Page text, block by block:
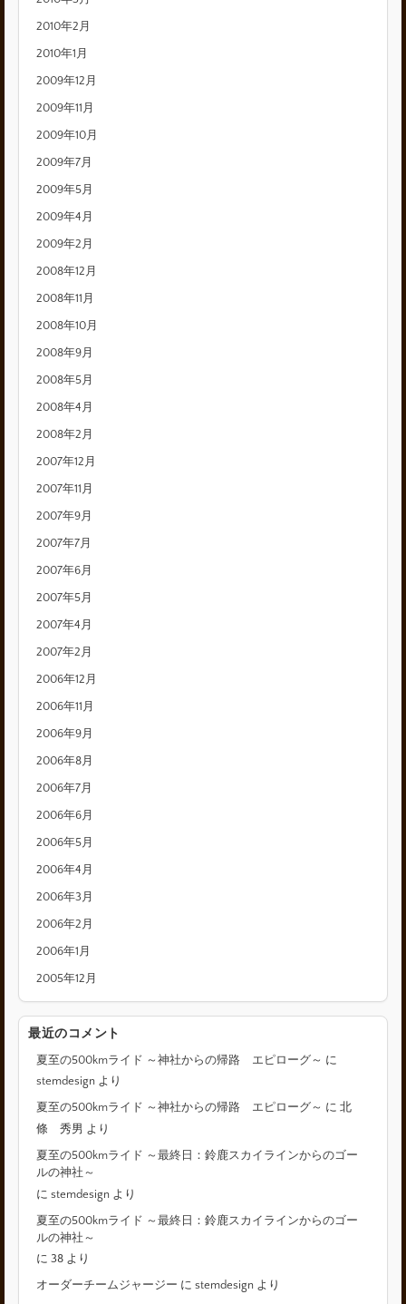
2010年2月
2010年1月
2009年12月
2009年11月
2009年10月
2009年7月
2009年5月
2009年4月
2009年2月
2008年12月
2008年11月
2008年10月
2008年9月
2008年5月
2008年4月
2008年2月
2007年12月
2007年11月
2007年9月
2007年7月
2007年6月
2007年5月
2007年4月
2007年2月
2006年12月
2006年11月
2006年9月
2006年8月
2006年7月
2006年6月
2006年5月
2006年4月
2006年3月
2006年2月
2006年1月
2005年12月
最近のコメント
夏至の500kmライド ～神社からの帰路 エピローグ～ に
stemdesign より
夏至の500kmライド ～神社からの帰路 エピローグ～ に北
條 秀男 より
夏至の500kmライド ～最終日：鈴鹿スカイラインからのゴー
ルの神社～
にstemdesign より
夏至の500kmライド ～最終日：鈴鹿スカイラインからのゴー
ルの神社～
に38 より
オーダーチームジャージー にstemdesign より